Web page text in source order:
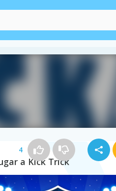
4
a Kick Trick